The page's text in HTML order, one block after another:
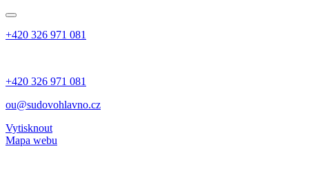
+420 326 971 081
+420 326 971 081
ou@sudovohlavno.cz
Vytisknout
Mapa webu